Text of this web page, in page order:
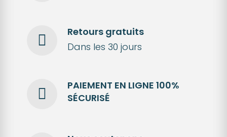
Retours gratuits
Dans les 30 jours
PAIEMENT EN LIGNE 100%
SÉCURISÉ